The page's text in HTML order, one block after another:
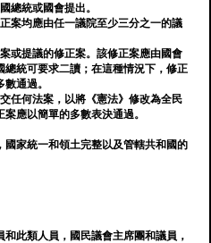
總統或國會提出。
案均應由任一議院至少三分之一的議
或提議的修正案。該修正案應由國會
總統可要求二讀；在這種情況下，修正
通過。
任何法案，以將《憲法》修改為全民
應以簡單的多數表決通過。
國家統一和領土完整以及管轄共和國的
此類人員，國民議會主席團和議員，